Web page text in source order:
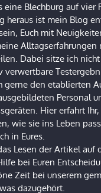
eine Blechburg auf vier
heraus ist mein Blog
Euch mit
Alltagserfahrungen
Dabei sitze ich
verwertbare
gerne den etablierten
Personal
Hier erfahrt
wie sie ins Leben
in Eures.
Lesen der Artikel auf
bei Euren
Zeit bei unserem
dazugehört.